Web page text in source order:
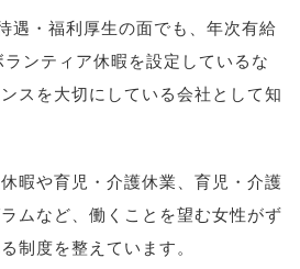
遇・福利厚生の面でも、年次有給
ンティア休暇を設定しているな
スを大切にしている会社として知
暇や育児・介護休業、育児・介護
ムなど、働くことを望む女性がず
制度を整えています。